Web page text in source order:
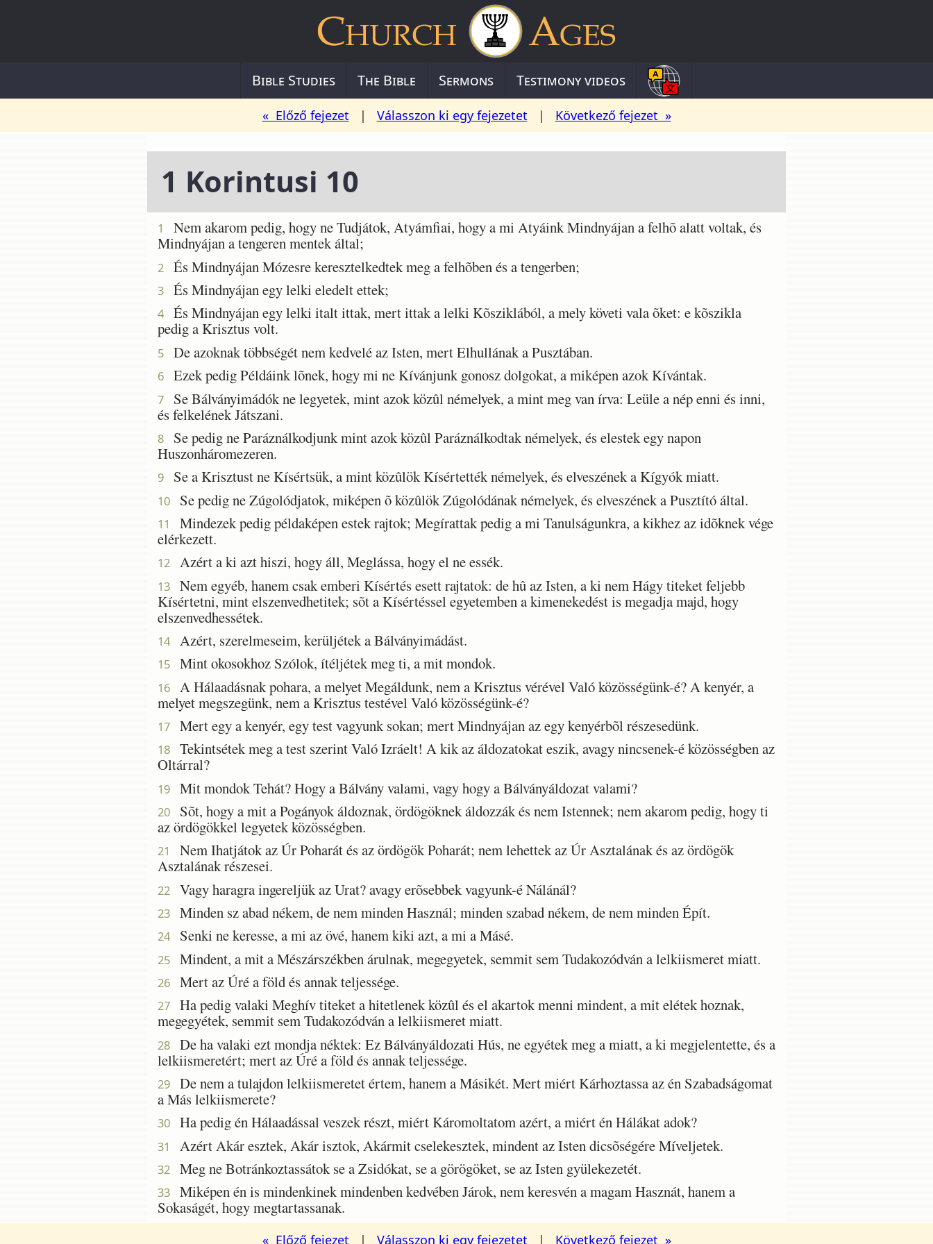
Bible Studies The Bible Sermons Testimony videos
« Előző fejezet | Válasszon ki egy fejezetet | Következő fejezet »
1 Korintusi 10
1
Nem akarom pedig, hogy ne Tudjátok, Atyámfiai, hogy a mi Atyáink Mindnyájan a felhõ alatt voltak, és
Mindnyájan a tengeren mentek által;
2 És Mindnyájan Mózesre keresztelkedtek meg a felhõben és a tengerben;
3 És Mindnyájan egy lelki eledelt ettek;
4
És Mindnyájan egy lelki italt ittak, mert ittak a lelki Kõsziklából, a mely követi vala õket: e kõszikla
pedig a Krisztus volt.
5 De azoknak többségét nem kedvelé az Isten, mert Elhullának a Pusztában.
6 Ezek pedig Példáink lõnek, hogy mi ne Kívánjunk gonosz dolgokat, a miképen azok Kívántak.
7
Se Bálványimádók ne legyetek, mint azok közûl némelyek, a mint meg van írva: Leüle a nép enni és inni,
és felkelének Játszani.
8
Se pedig ne Paráználkodjunk mint azok közûl Paráználkodtak némelyek, és elestek egy napon
Huszonháromezeren.
9 Se a Krisztust ne Kísértsük, a mint közûlök Kísértették némelyek, és elveszének a Kígyók miatt.
10 Se pedig ne Zúgolódjatok, miképen õ közûlök Zúgolódának némelyek, és elveszének a Pusztító által.
11
Mindezek pedig példaképen estek rajtok; Megírattak pedig a mi Tanulságunkra, a kikhez az idõknek vége
elérkezett.
12 Azért a ki azt hiszi, hogy áll, Meglássa, hogy el ne essék.
13
Nem egyéb, hanem csak emberi Kísértés esett rajtatok: de hû az Isten, a ki nem Hágy titeket feljebb
Kísértetni, mint elszenvedhetitek; sõt a Kísértéssel egyetemben a kimenekedést is megadja majd, hogy
elszenvedhessétek.
14 Azért, szerelmeseim, kerüljétek a Bálványimádást.
15 Mint okosokhoz Szólok, ítéljétek meg ti, a mit mondok.
16
A Hálaadásnak pohara, a melyet Megáldunk, nem a Krisztus vérével Való közösségünk-é? A kenyér, a
melyet megszegünk, nem a Krisztus testével Való közösségünk-é?
17 Mert egy a kenyér, egy test vagyunk sokan; mert Mindnyájan az egy kenyérbõl részesedünk.
18
Tekintsétek meg a test szerint Való Izráelt! A kik az áldozatokat eszik, avagy nincsenek-é közösségben az
Oltárral?
19 Mit mondok Tehát? Hogy a Bálvány valami, vagy hogy a Bálványáldozat valami?
20
Sõt, hogy a mit a Pogányok áldoznak, ördögöknek áldozzák és nem Istennek; nem akarom pedig, hogy ti
az ördögökkel legyetek közösségben.
21
Nem Ihatjátok az Úr Poharát és az ördögök Poharát; nem lehettek az Úr Asztalának és az ördögök
Asztalának részesei.
22 Vagy haragra ingereljük az Urat? avagy erõsebbek vagyunk-é Nálánál?
23 Minden sz abad nékem, de nem minden Használ; minden szabad nékem, de nem minden Épít.
24 Senki ne keresse, a mi az övé, hanem kiki azt, a mi a Másé.
25 Mindent, a mit a Mészárszékben árulnak, megegyetek, semmit sem Tudakozódván a lelkiismeret miatt.
26 Mert az Úré a föld és annak teljessége.
27
Ha pedig valaki Meghív titeket a hitetlenek közûl és el akartok menni mindent, a mit elétek hoznak,
megegyétek, semmit sem Tudakozódván a lelkiismeret miatt.
28
De ha valaki ezt mondja néktek: Ez Bálványáldozati Hús, ne egyétek meg a miatt, a ki megjelentette, és a
lelkiismeretért; mert az Úré a föld és annak teljessége.
29
De nem a tulajdon lelkiismeretet értem, hanem a Másikét. Mert miért Kárhoztassa az én Szabadságomat
a Más lelkiismerete?
30 Ha pedig én Hálaadással veszek részt, miért Káromoltatom azért, a miért én Hálákat adok?
31 Azért Akár esztek, Akár isztok, Akármit cselekesztek, mindent az Isten dicsõségére Míveljetek.
32 Meg ne Botránkoztassátok se a Zsidókat, se a görögöket, se az Isten gyülekezetét.
33
Miképen én is mindenkinek mindenben kedvében Járok, nem keresvén a magam Hasznát, hanem a
Sokaságét, hogy megtartassanak.
« Előző fejezet | Válasszon ki egy fejezetet | Következő fejezet »